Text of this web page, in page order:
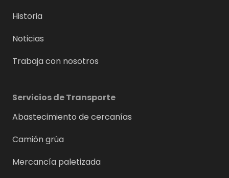
Historia
Noticias
Trabaja con nosotros
Servicios de Transporte
Abastecimiento de cercanías
Camión grúa
Mercancía paletizada